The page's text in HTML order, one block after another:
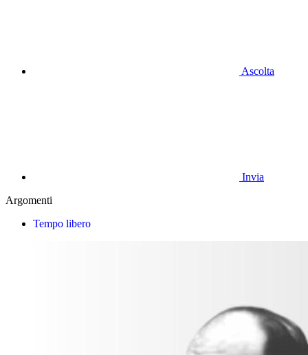
Ascolta
Invia
Argomenti
Tempo libero